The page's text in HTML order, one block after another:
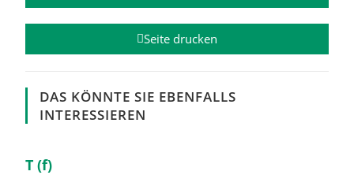
Seite drucken
DAS KÖNNTE SIE EBENFALLS
INTERESSIEREN
T (f)